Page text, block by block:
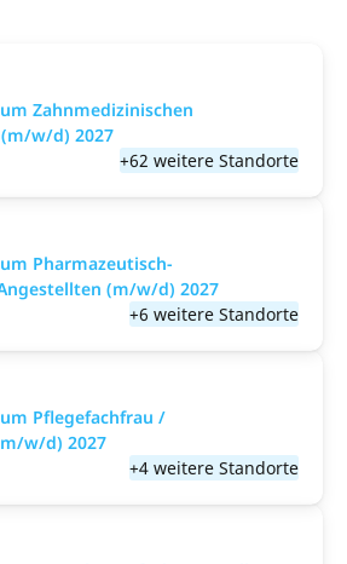
Zahnmedizinischen
w/d) 2027
+62 weitere Standorte
Pharmazeutisch-
(m/w/d) 2027
+6 weitere Standorte
Pflegefachfrau /
w/d) 2027
+4 weitere Standorte